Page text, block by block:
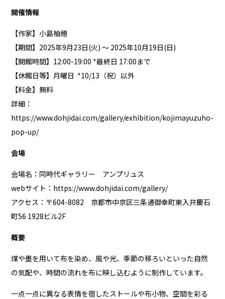
開催情報
【作家】小島柚穂
【期間】2025年9月23日(火) ～ 2025年10月19日(日)
【開館時間】12:00-19:00 *最終日 17:00まで
【休館日等】月曜日 *10/13（祝）以外
【料金】無料
詳細：
https://www.dohjidai.com/gallery/exhibition/kojimayuzuho-
pop-up/
会場
会場名：同時代ギャラリー アンプリュス
webサイト： https://www.dohjidai.com/gallery/
アクセス：〒604-8082 京都市中京区三条通御幸町東入弁慶石
町56 1928ビル2F
概要
煤や墨を用いて布を染め、風や光、季節の移ろいといった自然
の気配や、時間の流れを布に映し込むように制作しています。
一点一点に異なる表情を宿したストールや布小物、空間を彩る